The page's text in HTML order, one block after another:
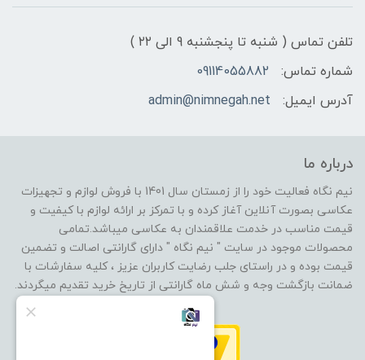
تلفن تماس ( شنبه تا پنجشنبه 9 الی ۲۲ )
شماره تماس:
09114055882
آدرس ایمیل:
admin@nimnegah.net
درباره ما
نیم نگاه فعالیت خود را از زمستان سال 1401 با فروش لوازم و تجهیزات
عکاسی بصورت آنلاین آغاز کرده و با تمرکز بر ارائه لوازم با کیفیت و
قیمت مناسب در خدمت علاقمندان به عکاسی میباشد.تمامی
محصولات موجود در سایت " نیم نگاه " دارای گارانتی اصالت و تضمین
قیمت بوده و در راستای جلب رضایت کاربران عزیز ، کلیه سفارشات با
ضمانت بازگشت وجه و شش ماه گارانتی از تاریخ خرید تقدیم میگردند.